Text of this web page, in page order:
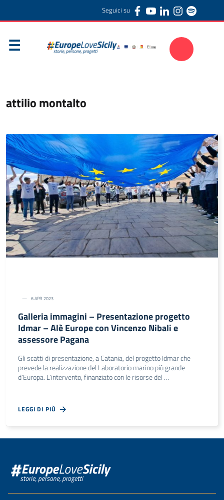
Seguici su
attilio montalto
6 APR 2023
Galleria immagini – Presentazione progetto
Idmar – Alè Europe con Vincenzo Nibali e
assessore Pagana
Gli scatti di presentazione, a Catania, del progetto Idmar che
prevede la realizzazione del Laboratorio marino più grande
d’Europa. L’intervento, finanziato con le risorse del …
LEGGI DI PIÙ